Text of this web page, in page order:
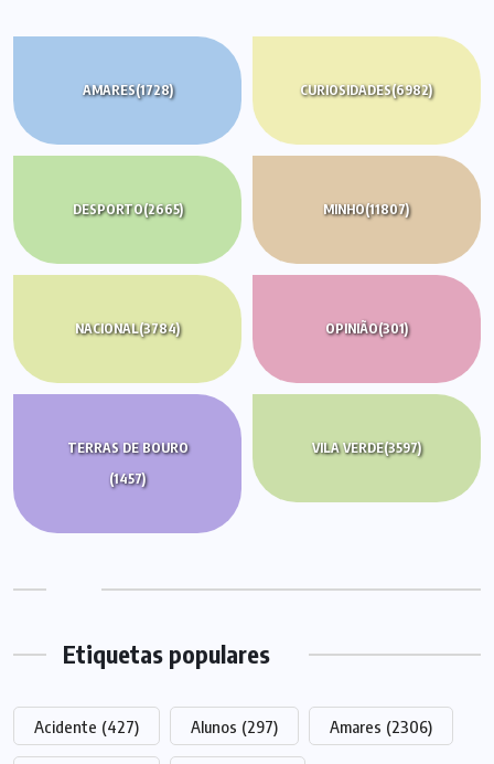
AMARES(1728) CURIOSIDADES(6982)
DESPORTO(2665) MINHO(11807)
NACIONAL(3784) OPINIÃO(301)
TERRAS DE BOURO
(1457)
VILA VERDE(3597)
Etiquetas populares
Acidente (427) Alunos (297) Amares (2306)